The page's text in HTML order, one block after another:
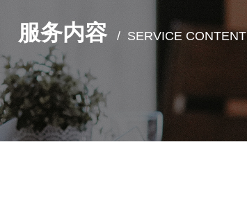
服务内容 / SERVICE CONTENT